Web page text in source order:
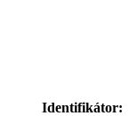
Identifikátor: